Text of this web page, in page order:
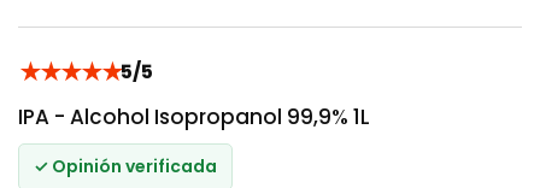
★★★★★5/5
IPA - Alcohol Isopropanol 99,9% 1L
✓ Opinión verificada